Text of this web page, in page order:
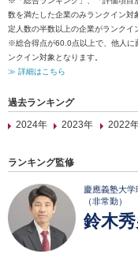
数を満たした企業のみランクイン対
定人数の半数以上の企業がランクイ
※総合得点が60.0点以上で、他人に
ンクイン対象となります。
≫ 詳細はこちら
過去ランキング
2024年
2023年 2022
ランキング監修
慶應義塾大
（非常勤）
鈴木